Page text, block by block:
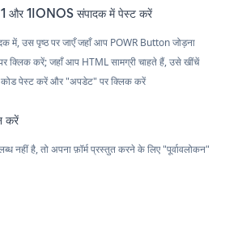
और 1IONOS संपादक में पेस्ट करें
में, उस पृष्ठ पर जाएँ जहाँ आप POWR Button जोड़ना
क्लिक करें; जहाँ आप HTML सामग्री चाहते हैं, उसे खींचें
पेस्ट करें और "अपडेट" पर क्लिक करें
करें
नहीं है, तो अपना फ़ॉर्म प्रस्तुत करने के लिए "पूर्वावलोकन"